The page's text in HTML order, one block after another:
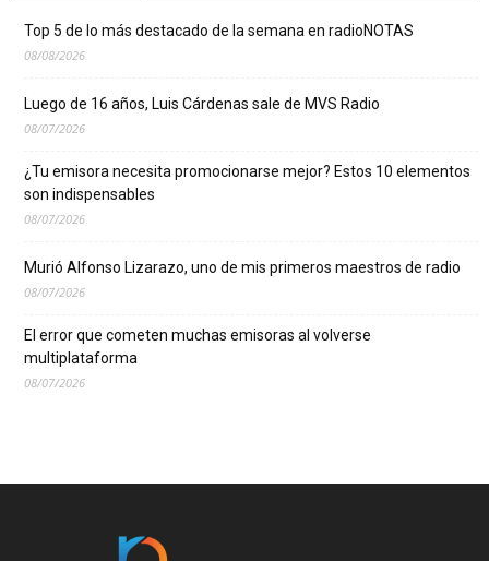
Top 5 de lo más destacado de la semana en radioNOTAS
08/08/2026
Luego de 16 años, Luis Cárdenas sale de MVS Radio
08/07/2026
¿Tu emisora necesita promocionarse mejor? Estos 10 elementos
son indispensables
08/07/2026
Murió Alfonso Lizarazo, uno de mis primeros maestros de radio
08/07/2026
El error que cometen muchas emisoras al volverse
multiplataforma
08/07/2026